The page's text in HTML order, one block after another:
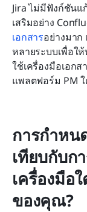
Jira ไม่มีฟังก์ชันแ
เสริมอย่าง
เอกสารอย่างมาก
หลายระบบเพื่อใ
ใช้เครื่องมือเอกส
แพลตฟอร์ม PM
การกำหน
เทียบกับก
เครื่องมือ
ของคุณ?